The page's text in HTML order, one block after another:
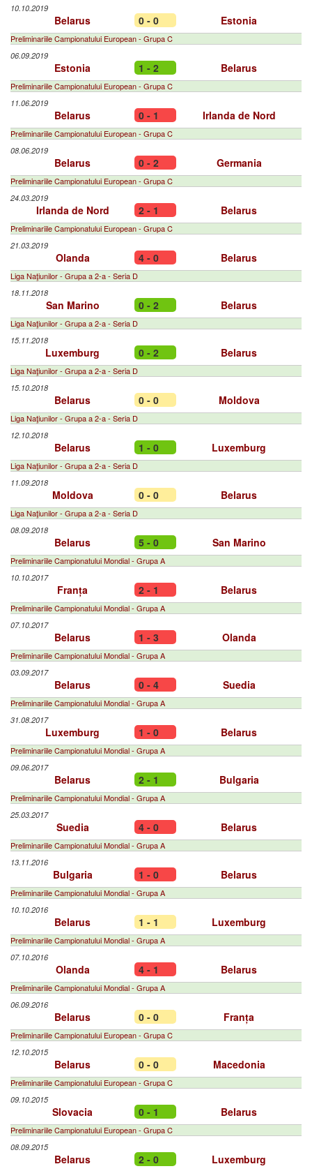
10.10.2019
Belarus 0 - 0 Estonia
Preliminariile Campionatului European - Grupa C
06.09.2019
Estonia 1 - 2 Belarus
Preliminariile Campionatului European - Grupa C
11.06.2019
Belarus 0 - 1 Irlanda de Nord
Preliminariile Campionatului European - Grupa C
08.06.2019
Belarus 0 - 2 Germania
Preliminariile Campionatului European - Grupa C
24.03.2019
Irlanda de Nord 2 - 1 Belarus
Preliminariile Campionatului European - Grupa C
21.03.2019
Olanda 4 - 0 Belarus
Liga Naţiunilor - Grupa a 2-a - Seria D
18.11.2018
San Marino 0 - 2 Belarus
Liga Naţiunilor - Grupa a 2-a - Seria D
15.11.2018
Luxemburg 0 - 2 Belarus
Liga Naţiunilor - Grupa a 2-a - Seria D
15.10.2018
Belarus 0 - 0 Moldova
Liga Naţiunilor - Grupa a 2-a - Seria D
12.10.2018
Belarus 1 - 0 Luxemburg
Liga Naţiunilor - Grupa a 2-a - Seria D
11.09.2018
Moldova 0 - 0 Belarus
Liga Naţiunilor - Grupa a 2-a - Seria D
08.09.2018
Belarus 5 - 0 San Marino
Preliminariile Campionatului Mondial - Grupa A
10.10.2017
Franța 2 - 1 Belarus
Preliminariile Campionatului Mondial - Grupa A
07.10.2017
Belarus 1 - 3 Olanda
Preliminariile Campionatului Mondial - Grupa A
03.09.2017
Belarus 0 - 4 Suedia
Preliminariile Campionatului Mondial - Grupa A
31.08.2017
Luxemburg 1 - 0 Belarus
Preliminariile Campionatului Mondial - Grupa A
09.06.2017
Belarus 2 - 1 Bulgaria
Preliminariile Campionatului Mondial - Grupa A
25.03.2017
Suedia 4 - 0 Belarus
Preliminariile Campionatului Mondial - Grupa A
13.11.2016
Bulgaria 1 - 0 Belarus
Preliminariile Campionatului Mondial - Grupa A
10.10.2016
Belarus 1 - 1 Luxemburg
Preliminariile Campionatului Mondial - Grupa A
07.10.2016
Olanda 4 - 1 Belarus
Preliminariile Campionatului Mondial - Grupa A
06.09.2016
Belarus 0 - 0 Franța
Preliminariile Campionatului European - Grupa C
12.10.2015
Belarus 0 - 0 Macedonia
Preliminariile Campionatului European - Grupa C
09.10.2015
Slovacia 0 - 1 Belarus
Preliminariile Campionatului European - Grupa C
08.09.2015
Belarus 2 - 0 Luxemburg